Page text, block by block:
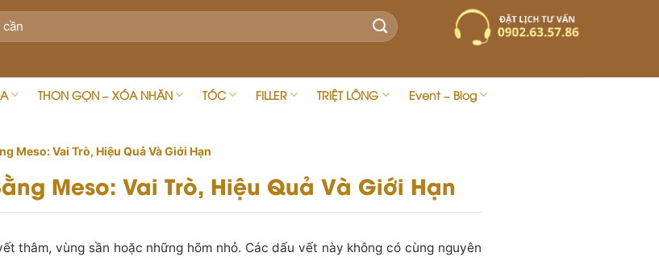
THON GỌN – XÓA NHĂN TÓC FILLER TRIỆT LÔNG Event – Blog
Meso: Vai Trò, Hiệu Quả Và Giới Hạn
Meso: Vai Trò, Hiệu Quả Và Giới Hạn
thâm, vùng sần hoặc những hõm nhỏ. Các dấu vết này không có cùng nguyên